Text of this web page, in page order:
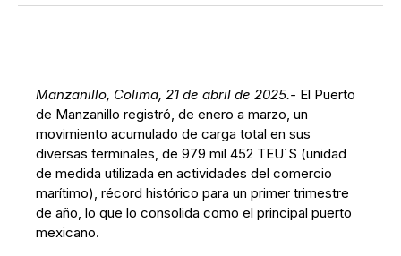
Manzanillo, Colima, 21 de abril de 2025.- El Puerto
de Manzanillo registró, de enero a marzo, un
movimiento acumulado de carga total en sus
diversas terminales, de 979 mil 452 TEU´S (unidad
de medida utilizada en actividades del comercio
marítimo), récord histórico para un primer trimestre
de año, lo que lo consolida como el principal puerto
mexicano.